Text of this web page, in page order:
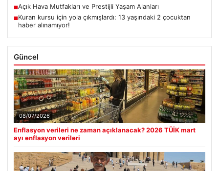
■Açık Hava Mutfakları ve Prestijli Yaşam Alanları
■Kuran kursu için yola çıkmışlardı: 13 yaşındaki 2 çocuktan
haber alınamıyor!
Güncel
08/07/2026
Enflasyon verileri ne zaman açıklanacak? 2026 TÜİK mart
ayı enflasyon verileri